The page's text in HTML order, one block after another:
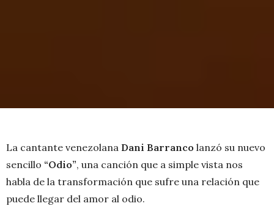
La cantante venezolana Dani Barranco lanzó su nuevo
sencillo “Odio”, una canción que a simple vista nos
habla de la transformación que sufre una relación que
puede llegar del amor al odio.